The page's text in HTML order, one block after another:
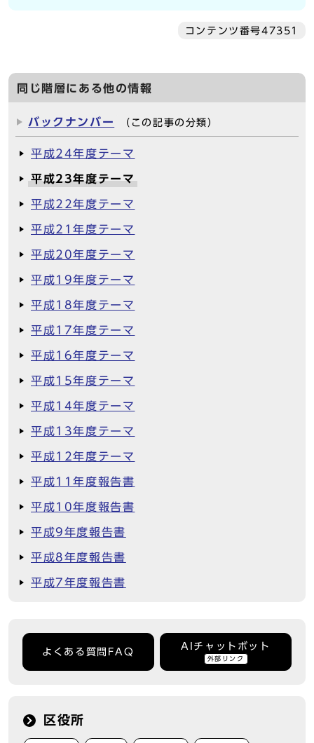
コンテンツ番号47351
同じ階層にある他の情報
バックナンバー （この記事の分類）
平成24年度テーマ
平成23年度テーマ
平成22年度テーマ
平成21年度テーマ
平成20年度テーマ
平成19年度テーマ
平成18年度テーマ
平成17年度テーマ
平成16年度テーマ
平成15年度テーマ
平成14年度テーマ
平成13年度テーマ
平成12年度テーマ
平成11年度報告書
平成10年度報告書
平成9年度報告書
平成8年度報告書
平成7年度報告書
よくある質問FAQ
AIチャットボット
外部リンク
区役所